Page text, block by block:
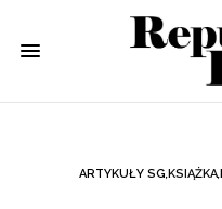
ARTYKUŁY SG,KSIĄŻKA,